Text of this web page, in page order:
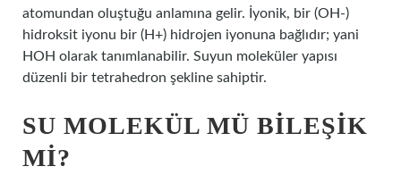
atomundan oluştuğu anlamına gelir. İyonik, bir (OH-)
hidroksit iyonu bir (H+) hidrojen iyonuna bağlıdır; yani
HOH olarak tanımlanabilir. Suyun moleküler yapısı
düzenli bir tetrahedron şekline sahiptir.
SU MOLEKÜL MÜ BILEŞIK
MI?